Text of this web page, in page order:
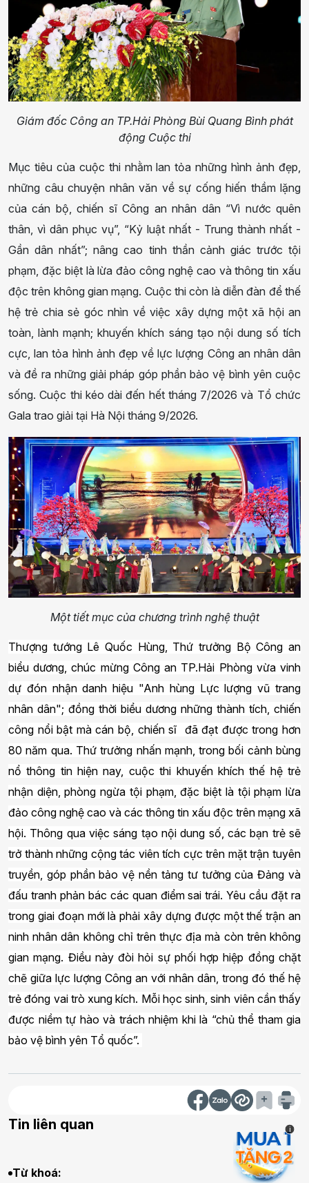
Giám đốc Công an TP.Hải Phòng Bùi Quang Bình phát
động Cuộc thi
Mục tiêu của cuộc thi nhằm lan tỏa những hình ảnh đẹp,
những câu chuyện nhân văn về sự cống hiến thầm lặng
của cán bộ, chiến sĩ Công an nhân dân “Vì nước quên
thân, vì dân phục vụ”, “Kỷ luật nhất - Trung thành nhất -
Gần dân nhất”; nâng cao tinh thần cảnh giác trước tội
phạm, đặc biệt là lừa đảo công nghệ cao và thông tin xấu
độc trên không gian mạng. Cuộc thi còn là diễn đàn để thế
hệ trẻ chia sẻ góc nhìn về việc xây dựng một xã hội an
toàn, lành mạnh; khuyến khích sáng tạo nội dung số tích
cực, lan tỏa hình ảnh đẹp về lực lượng Công an nhân dân
và đề ra những giải pháp góp phần bảo vệ bình yên cuộc
sống. Cuộc thi kéo dài đến hết tháng 7/2026 và Tổ chức
Gala trao giải tại Hà Nội tháng 9/2026.
Một tiết mục của chương trình nghệ thuật
Thượng tướng Lê Quốc Hùng, Thứ trưởng Bộ Công an
biểu dương, chúc mừng Công an TP.Hải Phòng vừa vinh
dự đón nhận danh hiệu "Anh hùng Lực lượng vũ trang
nhân dân"; đồng thời biểu dương những thành tích, chiến
công nổi bật mà cán bộ, chiến sĩ đã đạt được trong hơn
80 năm qua. Thứ trưởng nhấn mạnh, trong bối cảnh bùng
nổ thông tin hiện nay, cuộc thi khuyến khích thế hệ trẻ
nhận diện, phòng ngừa tội phạm, đặc biệt là tội phạm lừa
đảo công nghệ cao và các thông tin xấu độc trên mạng xã
hội. Thông qua việc sáng tạo nội dung số, các bạn trẻ sẽ
trở thành những cộng tác viên tích cực trên mặt trận tuyên
truyền, góp phần bảo vệ nền tảng tư tưởng của Đảng và
đấu tranh phản bác các quan điểm sai trái. Yêu cầu đặt ra
trong giai đoạn mới là phải xây dựng được một thế trận an
ninh nhân dân không chỉ trên thực địa mà còn trên không
gian mạng. Điều này đòi hỏi sự phối hợp hiệp đồng chặt
chẽ giữa lực lượng Công an với nhân dân, trong đó thế hệ
trẻ đóng vai trò xung kích. Mỗi học sinh, sinh viên cần thấy
được niềm tự hào và trách nhiệm khi là “chủ thể tham gia
bảo vệ bình yên Tổ quốc”.
Tin liên quan
Từ khoá:
i